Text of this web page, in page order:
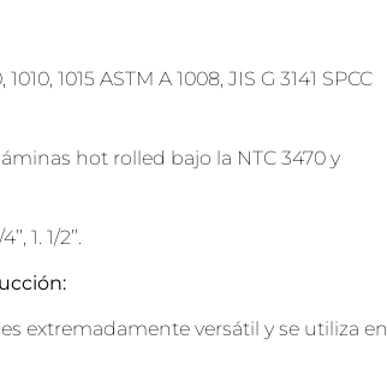
1015 ASTM A 1008, JIS G 3141 SPCC
hot rolled bajo la NTC 3470 y
1. 1/2’’.
extremadamente versátil y se utiliza en